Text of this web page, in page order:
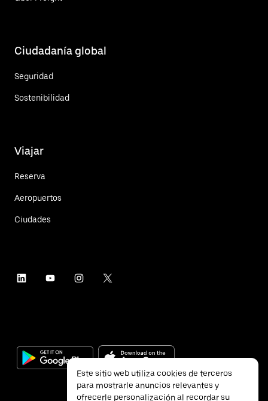
Ciudadanía global
Seguridad
Sostenibilidad
Viajar
Reserva
Aeropuertos
Ciudades
Este sitio web utiliza cookies de terceros
para mostrarle anuncios relevantes y
ofrecerle personalización al recordar su